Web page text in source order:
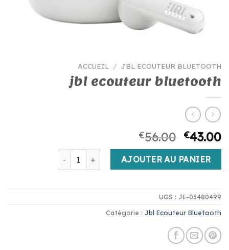
ACCUEIL / JBL ECOUTEUR BLUETOOTH
jbl ecouteur bluetooth
€56.00 €43.00
quantité de jbl ecouteur bluetooth
AJOUTER AU PANIER
UGS : JE-03480499
Catégorie : Jbl Ecouteur Bluetooth